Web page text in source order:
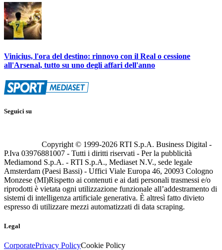
Vinicius, l'ora del destino: rinnovo con il Real o cessione
all'Arsenal, tutto su uno degli affari dell'anno
Seguici su
Copyright © 1999-2026 RTI S.p.A. Business Digital -
P.Iva 03976881007 - Tutti i diritti riservati - Per la pubblicità
Mediamond S.p.A. - RTI S.p.A., Mediaset N.V., sede legale
Amsterdam (Paesi Bassi) - Uffici Viale Europa 46, 20093 Cologno
Monzese (MI)Rispetto ai contenuti e ai dati personali trasmessi e/o
riprodotti è vietata ogni utilizzazione funzionale all’addestramento di
sistemi di intelligenza artificiale generativa. È altresì fatto divieto
espresso di utilizzare mezzi automatizzati di data scraping.
Legal
CorporatePrivacy PolicyCookie Policy